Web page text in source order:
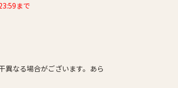
まで
異なる場合がございます。あら